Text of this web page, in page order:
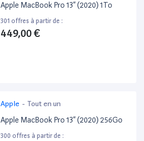
Apple MacBook Pro 13” (2020) 1To
301 offres à partir de :
449,00 €
Apple - Tout en un
Apple MacBook Pro 13” (2020) 256Go
300 offres à partir de :